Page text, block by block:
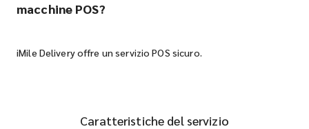
macchine POS?
iMile Delivery offre un servizio POS sicuro.
Caratteristiche del servizio